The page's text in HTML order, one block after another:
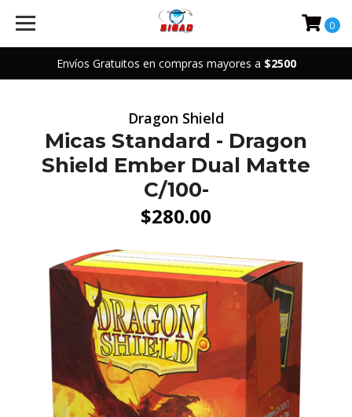
Envíos Gratuitos en compras mayores a $2500
0
Dragon Shield
Micas Standard - Dragon
Shield Ember Dual Matte
C/100-
$280.00